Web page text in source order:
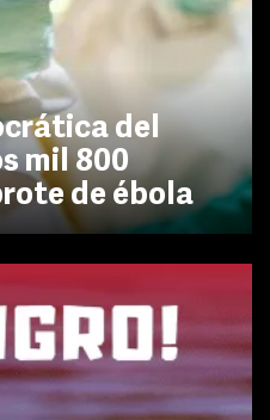
del
mil 800
de ébola